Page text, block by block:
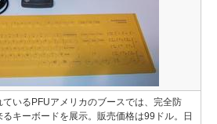
いるPFUアメリカのブースでは、完全防
キーボードを展示。販売価格は99ドル。日